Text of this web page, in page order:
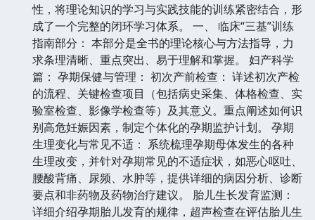
性，将理论知识的学习与实践技能的训练紧密结合，形
成了一个完整的闭环学习体系。 一、 临床“三基”训练
指南部分： 本部分是全书的理论核心与方法指导，力
求条理清晰、重点突出、易于理解和掌握。 妇产科学
篇： 孕期保健与管理： 初次产前检查： 详述初次产检
的流程、关键检查项目（包括病史采集、体格检查、实
验室检查、影像学检查等）及其意义。重点阐述如何识
别高危妊娠因素，制定个体化的孕期监护计划。 孕期
生理变化与常见不适： 系统梳理孕期母体发生的各种
生理改变，并针对孕期常见的不适症状，如恶心呕吐、
腰酸背痛、尿频、水肿等，提供详细的病因分析、诊断
要点和非药物及药物治疗建议。 胎儿生长发育监测：
详细介绍孕期胎儿发育的规律，超声检查在评估胎儿生